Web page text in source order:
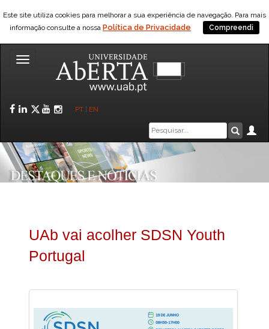
Este site utiliza cookies para melhorar a sua experiência de navegação. Para mais
informação consulte a nossa Política de Privacidade Compreendi
Toggle
Facebook
LinkedIn
Twitter
YouTube
Instagram
PT EN
Caixa
de
pesquisa
UAb vai acolher SDSN Youth
Portugal